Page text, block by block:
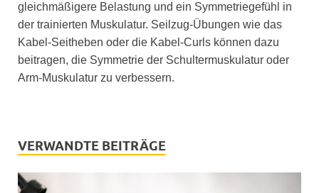
gleichmäßigere Belastung und ein Symmetriegefühl in
der trainierten Muskulatur. Seilzug-Übungen wie das
Kabel-Seitheben oder die Kabel-Curls können dazu
beitragen, die Symmetrie der Schultermuskulatur oder
Arm-Muskulatur zu verbessern.
VERWANDTE BEITRÄGE